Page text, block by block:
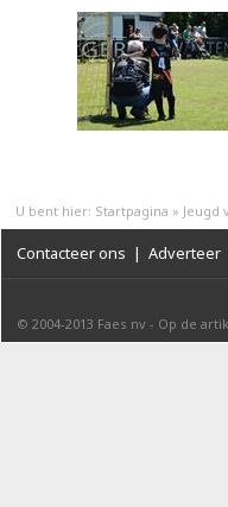
U bent hier: Startpagina » Jeugd
Contacteer ons | Adverteer
© 2004-2013 Faes nv - Op de